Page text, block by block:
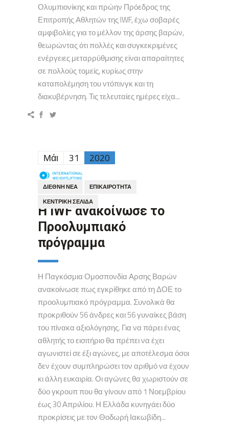
Ολυμπιονίκης και πρώην Πρόεδρος της
Επιτροπής Αθλητών της IWF, έχω σοβαρές
αμφιβολίες για το μέλλον της άρσης βαρών,
θεωρώντας ότι πολλές και συγκεκριμένες
ενέργειες μεταρρύθμισης είναι απαραίτητες
σε πολλούς τομείς, κυρίως στην
καταπολέμηση του ντόπινγκ και τη
διακυβέρνηση. Τις τελευταίες ημέρες είχα...
Μάι 31 2020
ΔΙΕΘΝΉ ΝΈΑ
ΕΠΙΚΑΙΡΌΤΗΤΑ
ΚΕΝΤΡΙΚΉ ΣΕΛΊΔΑ
Η IWF ανακοίνωσε το
Προολυμπιακό
πρόγραμμα
Η Παγκόσμια Ομοσπονδία Αρσης Βαρών
ανακοίνωσε πως εγκρίθηκε από τη ΔΟΕ το
προολυμπιακό πρόγραμμα. Συνολικά θα
προκριθούν 56 άνδρες και 56 γυναίκες βάση
του πίνακα αξιολόγησης. Για να πάρει ένας
αθλητής το εισιτήριο θα πρέπει να έχει
αγωνιστεί σε έξι αγώνες, με αποτέλεσμα όσοι
δεν έχουν συμπληρώσει τον αριθμό να έχουν
κι άλλη ευκαιρία. Οι αγώνες θα χωριστούν σε
δύο γκρουπ που θα γίνουν από 1 Νοεμβρίου
έως 30 Απριλίου. Η Ελλάδα κυνηγάει δύο
προκρίσεις με τον Θοδωρή Ιακωβίδη...